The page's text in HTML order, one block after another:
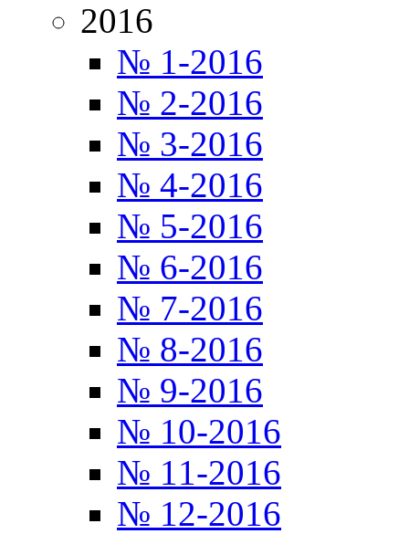
2016
№ 1-2016
№ 2-2016
№ 3-2016
№ 4-2016
№ 5-2016
№ 6-2016
№ 7-2016
№ 8-2016
№ 9-2016
№ 10-2016
№ 11-2016
№ 12-2016